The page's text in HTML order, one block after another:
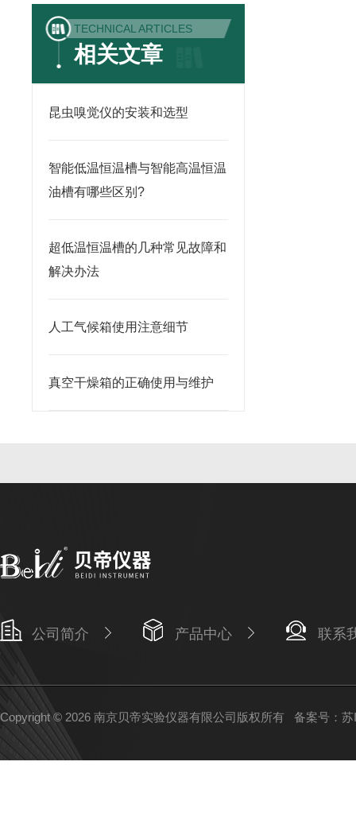
TECHNICAL ARTICLES
相关文章
昆虫嗅觉仪的安装和选型
智能低温恒温槽与智能高温恒温
油槽有哪些区别?
超低温恒温槽的几种常见故障和
解决办法
人工气候箱使用注意细节
真空干燥箱的正确使用与维护
公司简介 产品中心 联系
Copyright © 2026 南京贝帝实验仪器有限公司版权所有 备案号：